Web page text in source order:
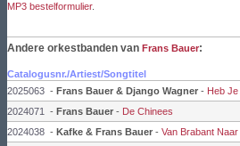
MP3 bestelformulier.
Andere orkestbanden van Frans Bauer:
Catalogusnr./Artiest/Songtitel
2025063 - Frans Bauer & Django Wagner - Heb
2024071
- Frans Bauer - De Chinees
2024038 - Kafke & Frans Bauer - Van Brabant